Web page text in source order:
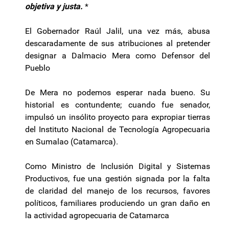
objetiva y justa. *
El Gobernador Raúl Jalil, una vez más, abusa
descaradamente de sus atribuciones al pretender
designar a Dalmacio Mera como Defensor del
Pueblo
De Mera no podemos esperar nada bueno. Su
historial es contundente; cuando fue senador,
impulsó un insólito proyecto para expropiar tierras
del Instituto Nacional de Tecnología Agropecuaria
en Sumalao (Catamarca).
Como Ministro de Inclusión Digital y Sistemas
Productivos, fue una gestión signada por la falta
de claridad del manejo de los recursos, favores
políticos, familiares produciendo un gran daño en
la actividad agropecuaria de Catamarca